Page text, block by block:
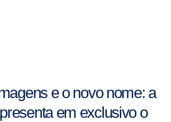
e o novo nome: a
em exclusivo o